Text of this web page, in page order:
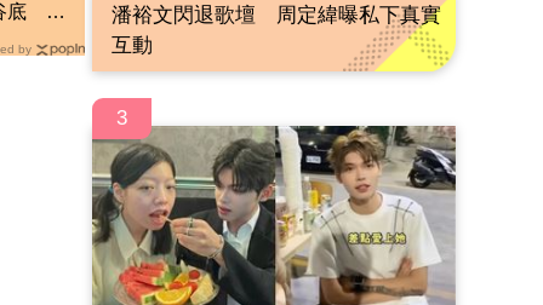
底 日
by
潘裕文閃退歌壇 周定緯曝私下真實
互動
3